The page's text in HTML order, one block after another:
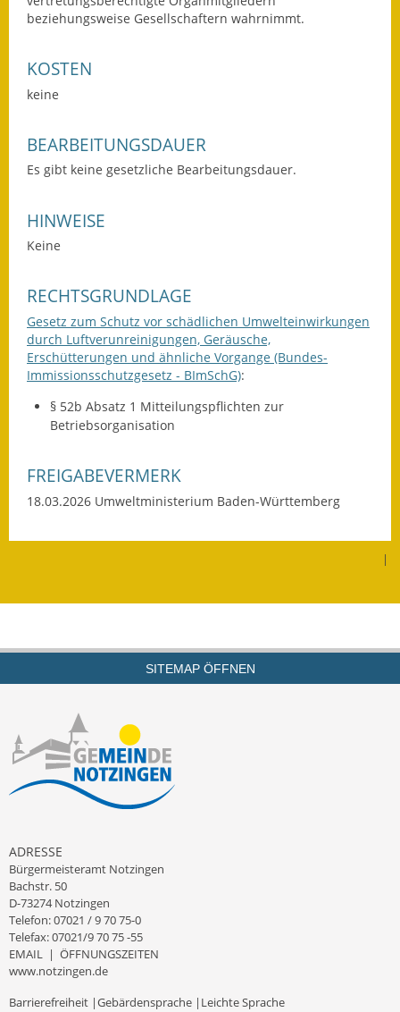
Ver- & Entsorgung
Breitbandausbau
Veranstaltungen
beziehungsweise Gesellschaftern wahrnimmt.
KOSTEN
keine
BEARBEITUNGSDAUER
Es gibt keine gesetzliche Bearbeitungsdauer.
HINWEISE
Keine
RECHTSGRUNDLAGE
Gesetz zum Schutz vor schädlichen Umwelteinwirkungen
durch Luftverunreinigungen, Geräusche,
Erschütterungen und ähnliche Vorgange (Bundes-
Immissionsschutzgesetz - BImSchG):
§ 52b Absatz 1 Mitteilungspflichten zur
Betriebsorganisation
FREIGABEVERMERK
18.03.2026 Umweltministerium Baden-Württemberg
|
SITEMAP ÖFFNEN
ADRESSE
Bürgermeisteramt Notzingen
Bachstr. 50
D-73274 Notzingen
Telefon: 07021 / 9 70 75-0
Telefax: 07021/9 70 75 -55
EMAIL | ÖFFNUNGSZEITEN
www.notzingen.de
Barrierefreiheit |Gebärdensprache | Leichte Sprache